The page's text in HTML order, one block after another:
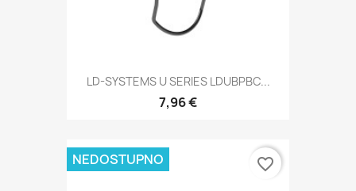
LD-SYSTEMS U SERIES LDUBPBC...
7,96 €
NEDOSTUPNO favorite_border